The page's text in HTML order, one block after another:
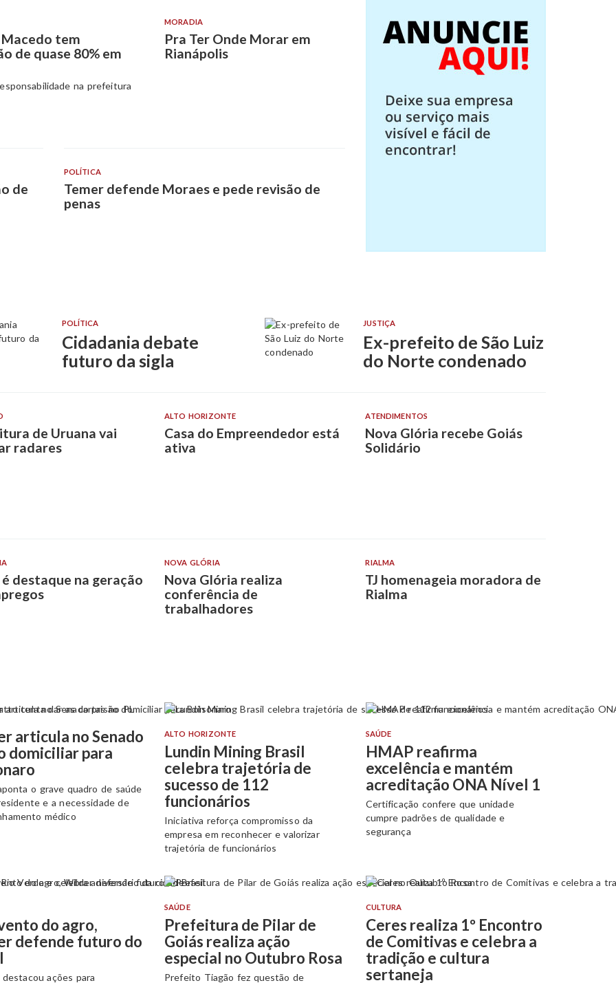
tem
de quase 80% em
na prefeitura
MORADIA
Pra Ter Onde Morar em
Rianápolis
de
POLÍTICA
Temer defende Moraes e pede revisão de
penas
POLÍTICA
Cidadania debate
futuro da sigla
JUSTIÇA
Ex-prefeito de São Luiz
do Norte condenado
de Uruana vai
radares
ALTO HORIZONTE
Casa do Empreendedor está
ativa
ATENDIMENTOS
Nova Glória recebe Goiás
Solidário
é destaque na geração
NOVA GLÓRIA
Nova Glória realiza
conferência de
trabalhadores
RIALMA
TJ homenageia moradora de
Rialma
articula no Senado
domiciliar para
o grave quadro de saúde
e a necessidade de
médico
ALTO HORIZONTE
Lundin Mining Brasil
celebra trajetória de
sucesso de 112
funcionários
Iniciativa reforça compromisso da
empresa em reconhecer e valorizar
trajetória de funcionários
SAÚDE
HMAP reafirma
excelência e mantém
acreditação ONA Nível 1
Certificação confere que unidade
cumpre padrões de qualidade e
segurança
do agro,
defende futuro do
destacou ações para
SAÚDE
Prefeitura de Pilar de
Goiás realiza ação
especial no Outubro Rosa
Prefeito Tiagão fez questão de
CULTURA
Ceres realiza 1º Encontro
de Comitivas e celebra a
tradição e cultura
sertaneja